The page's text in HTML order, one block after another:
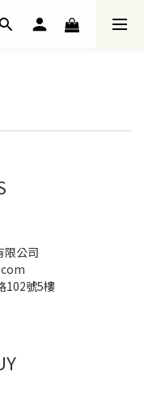
限公司
102號5樓